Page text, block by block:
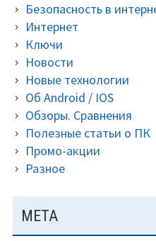
Безопасность в
Интернет
Ключи
Новости
Новые технологии
Об Android / IOS
Обзоры. Сравнения
Полезные статьи о ПК
Промо-акции
Разное
МЕТА